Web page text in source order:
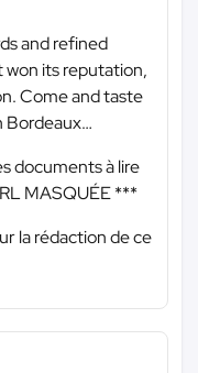
and refined
its reputation,
Come and taste
Bordeaux…
documents à lire
MASQUÉE ***
la rédaction de ce